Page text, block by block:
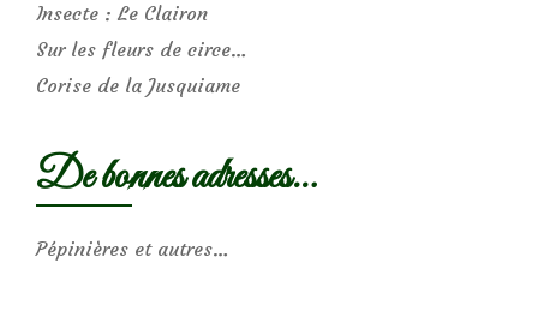
Insecte : Le Clairon
Sur les fleurs de circe…
Corise de la Jusquiame
De bonnes adresses…
Pépinières et autres…